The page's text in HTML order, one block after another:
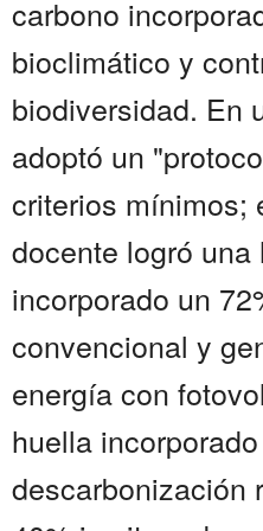
carbono
bioclimático y
biodiversidad. En
adoptó un
criterios mínimos;
docente logró
incorporado un
convencional y
energía con
huella
descarbonización